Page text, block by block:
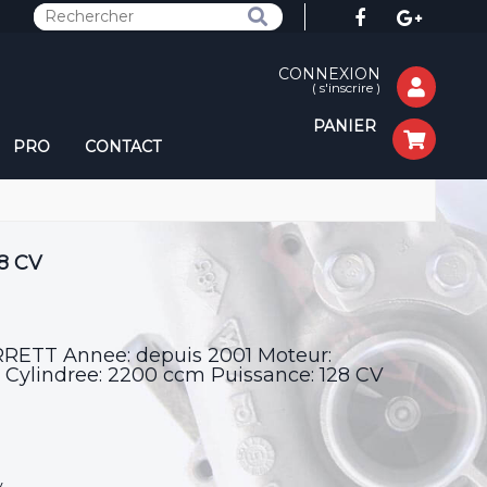
CONNEXION
( s'inscrire )
PANIER
PRO
CONTACT
CV
Annee: depuis 2001 Moteur:
2200 ccm Puissance: 128 CV